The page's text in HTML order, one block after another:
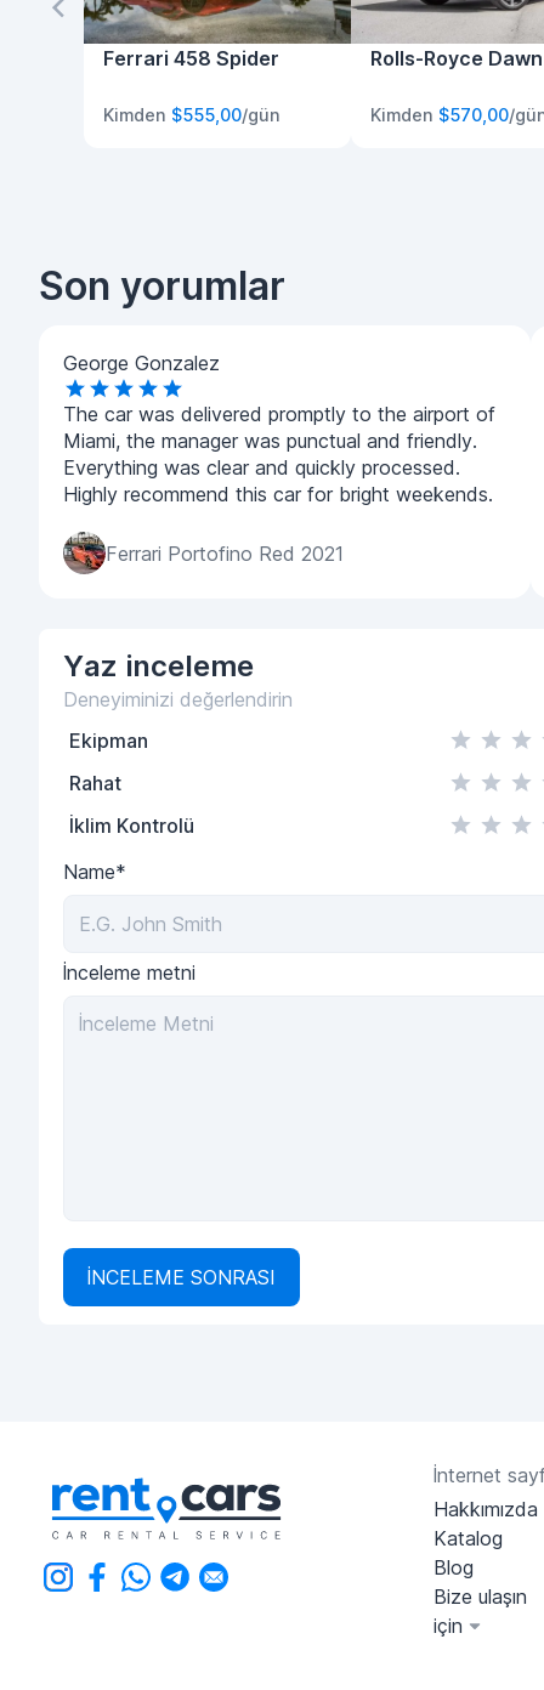
Ferrari 458 Spider
Kimden $555,00/gün
Rolls-Royce Dawn
Kimden $570,00/
Son yorumlar
George Gonzalez
The car was delivered promptly to the airport of
Miami, the manager was punctual and friendly.
Everything was clear and quickly processed.
Highly recommend this car for bright weekends.
Ferrari Portofino Red 2021
Yaz inceleme
Deneyiminizi değerlendirin
Ekipman
Rahat
İklim Kontrolü
Name*
İnceleme metni
İNCELEME SONRASI
İnternet
Hakkımızda
Katalog
Blog
Bize ulaşın
için